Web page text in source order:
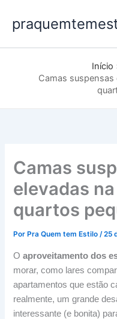
para
conteúdo
Início
Camas
Camas
elevadas
quartos
Por Pra Quem tem Estilo/25
O aproveitamento dos
morar, como lares
apartamentos que estão
realmente, um grande
interessante (e bonita)